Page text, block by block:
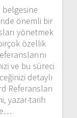
belgesine
önemli bir
yönetmek
özellik
ve bu süreci
detaylı
Referansları
yazar-tarih